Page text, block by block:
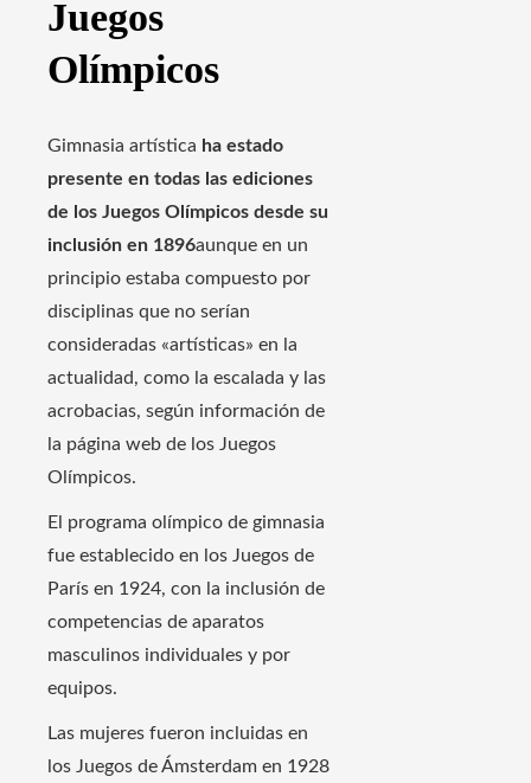
Juegos
Olímpicos
Gimnasia artística ha estado
presente en todas las ediciones
de los Juegos Olímpicos desde su
inclusión en 1896aunque en un
principio estaba compuesto por
disciplinas que no serían
consideradas «artísticas» en la
actualidad, como la escalada y las
acrobacias, según información de
la página web de los Juegos
Olímpicos.
El programa olímpico de gimnasia
fue establecido en los Juegos de
París en 1924, con la inclusión de
competencias de aparatos
masculinos individuales y por
equipos.
Las mujeres fueron incluidas en
los Juegos de Ámsterdam en 1928